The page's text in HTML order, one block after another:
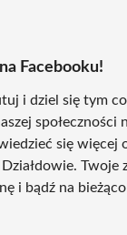
Facebooku!
i dziel się tym co
społeczności
się więcej
Twoje
i bądź na